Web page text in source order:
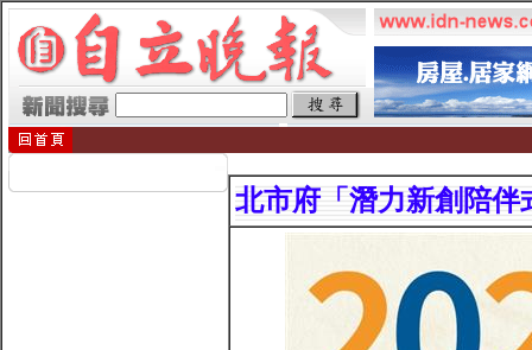
北市府「潛力新創陪